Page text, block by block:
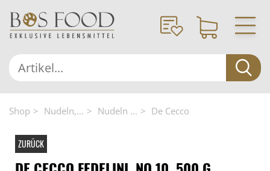
Shop Nudeln,... Nudeln ... De Cecco
ZURÜCK